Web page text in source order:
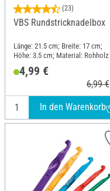
(23)
VBS Rundstricknadelbox
Länge: 21.5 cm; Breite: 17 cm;
Höhe: 3.5 cm; Material: Rohholz
4,99 €
6,99 €
In den Warenkorb